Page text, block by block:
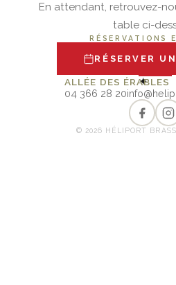
En attendant, retrouvez-
table ci-
RÉSERVATIONS
RÉSERVER
✦
ALLÉE DES
04 366 28 20
© 2026 HÉLIPORT